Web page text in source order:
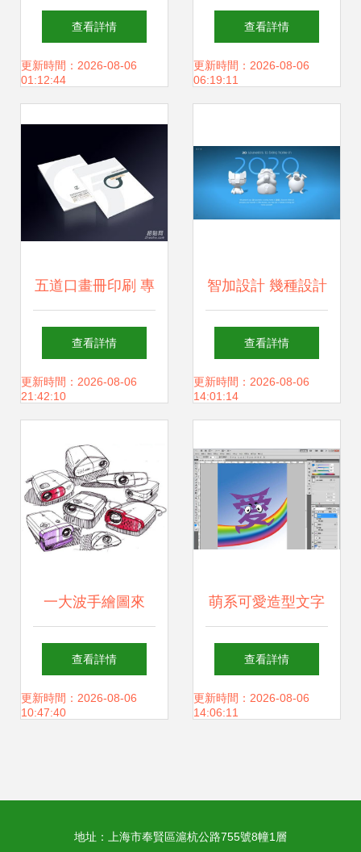
專業畫冊設計與圖
文制作優選
查看詳情
更新時間：2026-08-06
01:12:44
廠 一站式定制海
報、畫冊與宣傳冊
查看詳情
更新時間：2026-08-06
06:19:11
五道口畫冊印刷 專
業設計制作，打造
卓越宣傳畫冊
查看詳情
更新時間：2026-08-06
21:42:10
智加設計 幾種設計
感絕佳的圖文排版
思路與制作指南
查看詳情
更新時間：2026-08-06
14:01:14
一大波手繪圖來
襲，接招吧！圖文
設計的無限魅力與
查看詳情
更新時間：2026-08-06
10:47:40
萌系可愛造型文字
設計指南 三步改造
文字筆畫形狀
查看詳情
更新時間：2026-08-06
14:06:11
地址：上海市奉賢區滬杭公路755號8幢1層